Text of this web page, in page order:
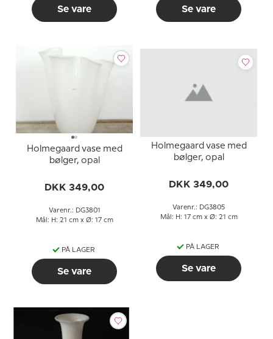
Se vare Se vare
Holmegaard vase med
bølger, opal
DKK 349,00
Varenr.: DG3801
Mål: H: 21 cm x Ø: 17 cm
PÅ LAGER
Se vare
Holmegaard vase med
bølger, opal
DKK 349,00
Varenr.: DG3805
Mål: H: 17 cm x Ø: 21 cm
PÅ LAGER
Se vare